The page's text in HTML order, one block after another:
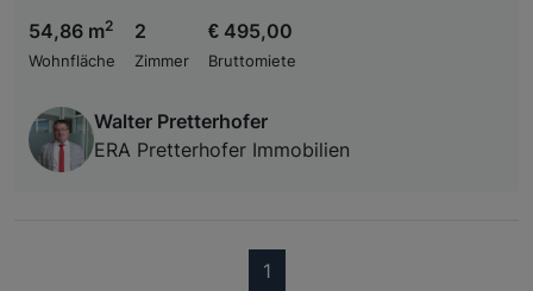
54,86 m2
Wohnfläche
2
Zimmer
€ 495,00
Bruttomiete
Walter Pretterhofer
ERA Pretterhofer Immobilien
1(current)